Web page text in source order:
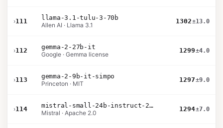
›111
llama-3.1-tulu-3-70b
Allen AI · Llama 3.1
1302±13.0
›112
gemma-2-27b-it
Google · Gemma license
1299±4.0
›113
gemma-2-9b-it-simpo
Princeton · MIT
1297±9.0
›114
mistral-small-24b-instruct-2501
Mistral · Apache 2.0
1294±7.0